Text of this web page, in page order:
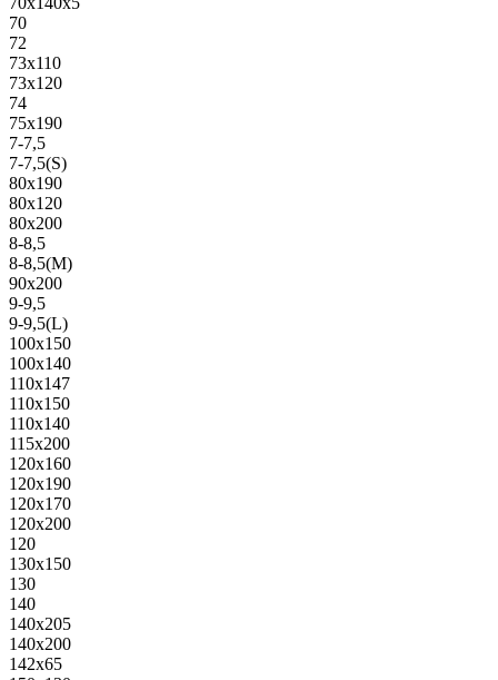
70
72
73х110
73х120
74
75х190
7-7,5
7-7,5(S)
80х190
80х120
80х200
8-8,5
8-8,5(M)
90х200
9-9,5
9-9,5(L)
100х150
100х140
110х147
110х150
110х140
115х200
120х160
120х190
120х170
120х200
120
130х150
130
140
140х205
140х200
142х65